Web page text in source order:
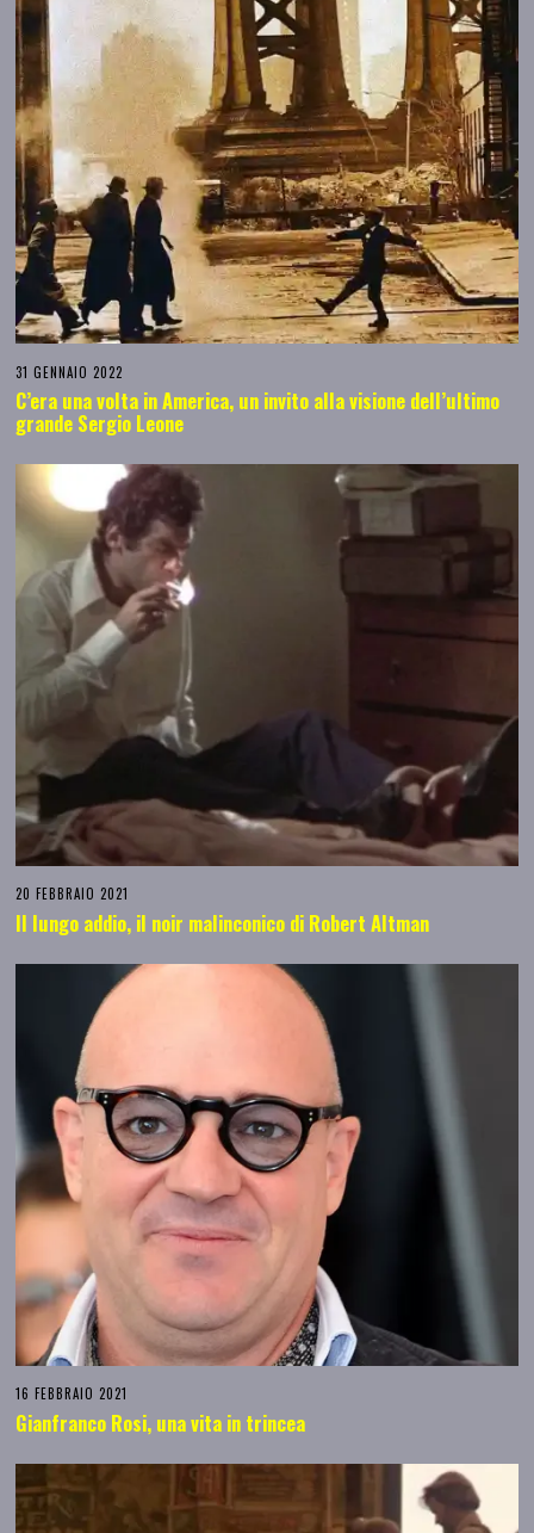
31 GENNAIO 2022
C’era una volta in America, un invito alla visione dell’ultimo
grande Sergio Leone
20 FEBBRAIO 2021
Il lungo addio, il noir malinconico di Robert Altman
16 FEBBRAIO 2021
Gianfranco Rosi, una vita in trincea